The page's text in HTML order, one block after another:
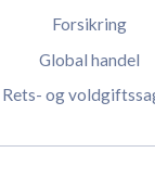
Forsikring
Global handel
Rets- og